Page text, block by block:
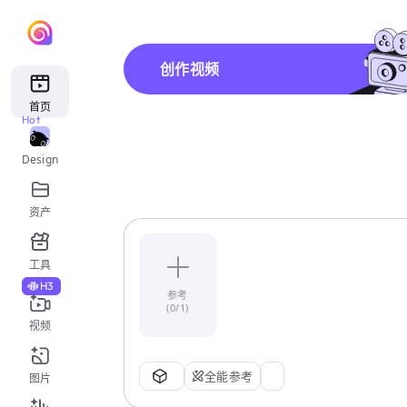
首页
Design
Hot
资产
工具
视频
H3
图片
创作视频
参考
(0/1)
全能参考